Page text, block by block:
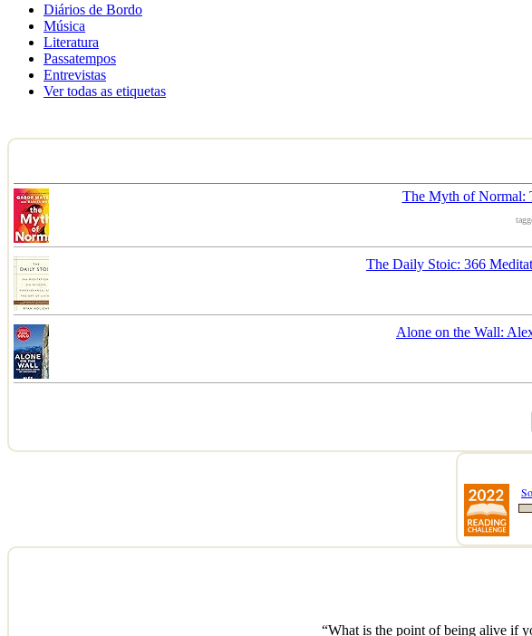
Diários de Bordo
Música
Literatura
Passatempos
Entrevistas
Ver todas as etiquetas
The Myth of Normal:
The Daily Stoic: 366
Alone on the Wall:
“What is the point of being alive if